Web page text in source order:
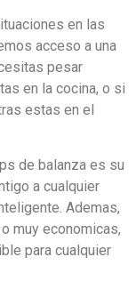
en las
acceso a una
pesar
en la cocina, o si
estas en el
de balanza es su
a cualquier
Ademas,
muy economicas,
para cualquier